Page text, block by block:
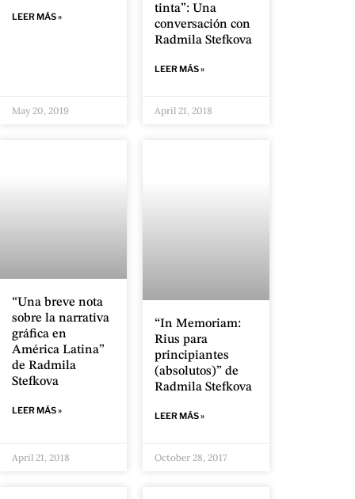
LEER MÁS »
May 20, 2019
tinta”: Una
conversación con
Radmila Stefkova
LEER MÁS »
April 21, 2018
“Una breve nota
sobre la narrativa
gráfica en
América Latina”
de Radmila
Stefkova
LEER MÁS »
April 21, 2018
“In Memoriam:
Rius para
principiantes
(absolutos)” de
Radmila Stefkova
LEER MÁS »
October 28, 2017